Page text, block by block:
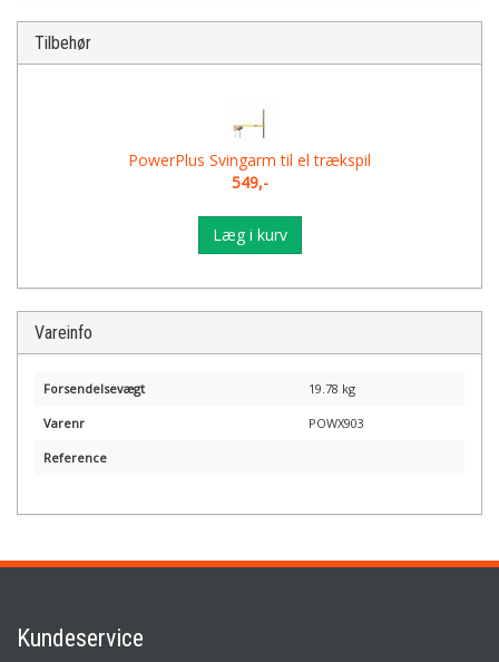
Tilbehør
PowerPlus Svingarm til el trækspil
549,-
Læg i kurv
Vareinfo
Forsendelsevægt 19.78 kg
Varenr POWX903
Reference
Kundeservice